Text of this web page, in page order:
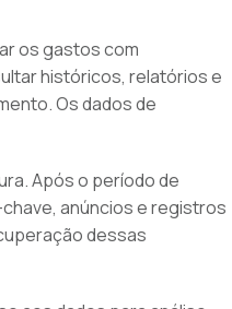
os gastos com
históricos, relatórios e
Os dados de
Após o período de
anúncios e registros
dessas